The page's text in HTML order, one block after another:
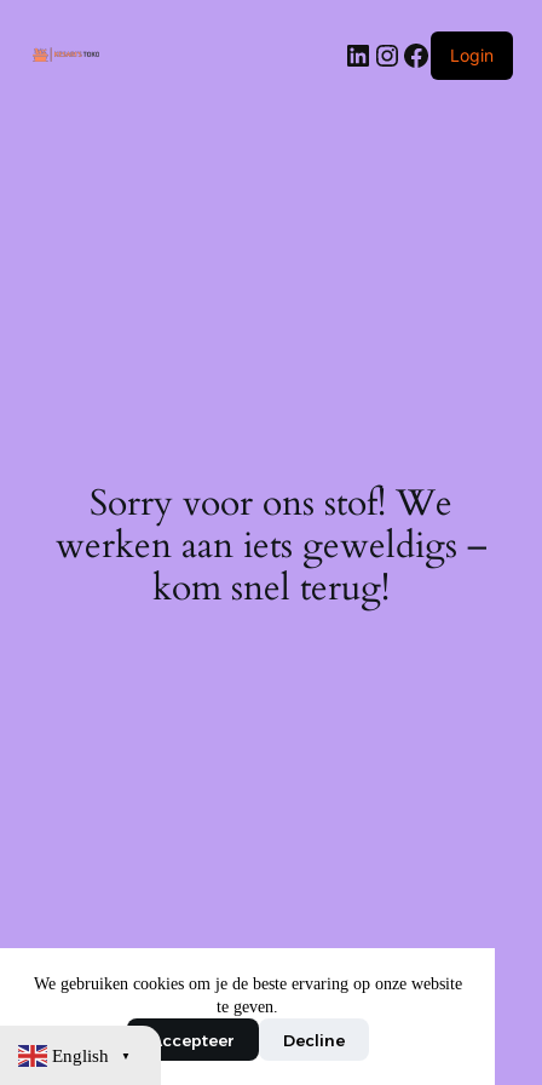
We gebruiken cookies om je de beste ervaring op onze website
te geven.
Accepteer Decline
LinkedIn
Instagram
Facebook
Login
Sorry voor ons stof! We
werken aan iets geweldigs –
kom snel terug!
English ▼